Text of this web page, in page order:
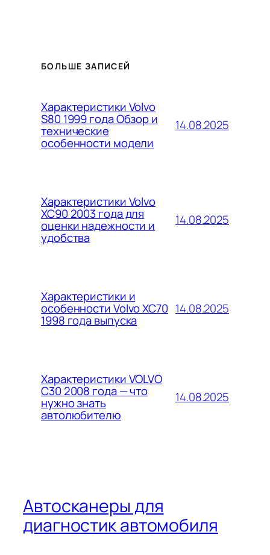
БОЛЬШЕ ЗАПИСЕЙ
Характеристики Volvo
S80 1999 года Обзор и
технические
особенности модели
14.08.2025
Характеристики Volvo
XC90 2003 года для
оценки надежности и
удобства
14.08.2025
Характеристики и
особенности Volvo XC70
1998 года выпуска
14.08.2025
Характеристики VOLVO
C30 2008 года — что
нужно знать
автолюбителю
14.08.2025
Автосканеры для
диагностик автомобиля